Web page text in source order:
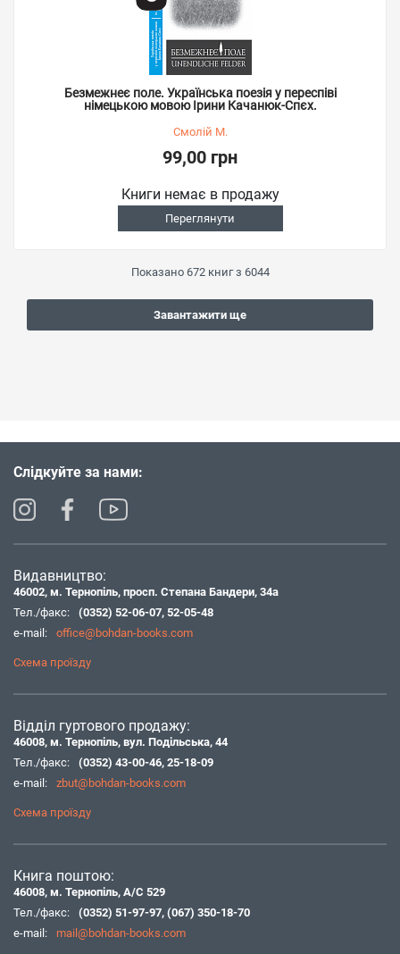
Безмежнеє поле. Українська поезія у переспіві
німецькою мовою Ірини Качанюк-Спєх.
Смолій М.
99,00 грн
Книги немає в продажу
Переглянути
Показано 672книг з 6044
Завантажити ще
Слідкуйте за нами:
Видавництво:
46002, м. Тернопіль, просп. Степана Бандери, 34а
Тел./факс:
(0352) 52-06-07, 52-05-48
e-mail:
office@bohdan-books.com
Схема проїзду
Відділ гуртового продажу:
46008, м. Тернопіль, вул. Подільська, 44
Тел./факс:
(0352) 43-00-46, 25-18-09
e-mail:
zbut@bohdan-books.com
Схема проїзду
Книга поштою:
46008, м. Тернопіль, А/С 529
Тел./факс:
(0352) 51-97-97, (067) 350-18-70
e-mail:
mail@bohdan-books.com